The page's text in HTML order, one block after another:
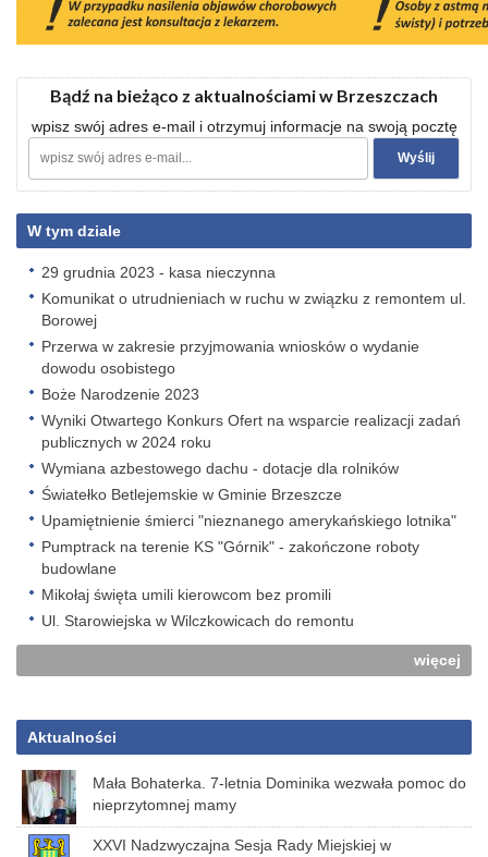
Bądź na bieżąco z aktualnościami w Brzeszczach
wpisz swój adres e-mail i otrzymuj informacje na swoją pocztę
W tym dziale
29 grudnia 2023 - kasa nieczynna
Komunikat o utrudnieniach w ruchu w związku z remontem ul.
Borowej
Przerwa w zakresie przyjmowania wniosków o wydanie
dowodu osobistego
Boże Narodzenie 2023
Wyniki Otwartego Konkurs Ofert na wsparcie realizacji zadań
publicznych w 2024 roku
Wymiana azbestowego dachu - dotacje dla rolników
Światełko Betlejemskie w Gminie Brzeszcze
Upamiętnienie śmierci "nieznanego amerykańskiego lotnika"
Pumptrack na terenie KS "Górnik" - zakończone roboty
budowlane
Mikołaj święta umili kierowcom bez promili
Ul. Starowiejska w Wilczkowicach do remontu
więcej
Aktualności
Mała Bohaterka. 7-letnia Dominika wezwała pomoc do
nieprzytomnej mamy
XXVI Nadzwyczajna Sesja Rady Miejskiej w